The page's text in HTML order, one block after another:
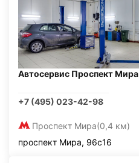
Автосервис Проспект Мира
+7 (495) 023-42-98
Проспект Мира(0,4 км)
проспект Мира, 96с16